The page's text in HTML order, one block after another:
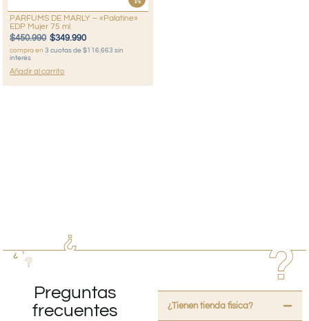
PARFUMS DE MARLY – «Palatine»
EDP Mujer 75 ml
$450.990 $349.990
compra en3 cuotas de $116.663 sin
interés
Añadir al carrito
Preguntas
frecuentes
¿Tienen tienda fisica?